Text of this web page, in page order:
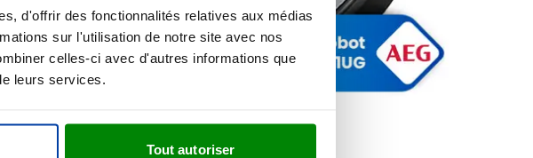
d'offrir des fonctionnalités relatives aux médias
sur l'utilisation de notre site avec nos
celles-ci avec d'autres informations que
leurs services.
Tout autoriser
commande :